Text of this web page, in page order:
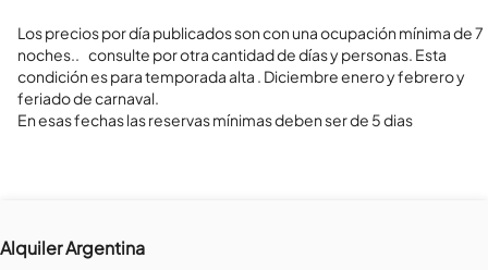
Los precios por día publicados son con una ocupación mínima de 7
noches..    consulte por otra cantidad de días y personas. Esta
condición es para temporada alta . Diciembre enero y febrero y
feriado de carnaval.
En esas fechas las reservas mínimas deben ser de 5 dias
Alquiler Argentina